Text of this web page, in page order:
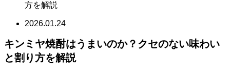
方を解説
2026.01.24
キンミヤ焼酎はうまいのか？クセのない味わい
と割り方を解説